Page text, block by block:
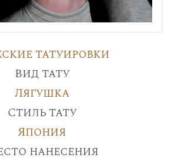
татуировки
Вид тату
Лягушка
Стиль тату
Япония
нанесения